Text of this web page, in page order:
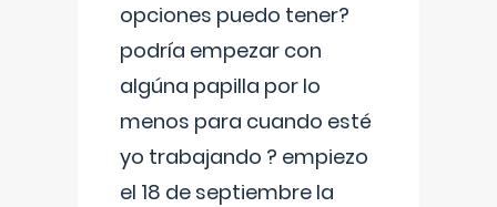
opciones puedo tener?
podría empezar con
algúna papilla por lo
menos para cuando esté
yo trabajando ? empiezo
el 18 de septiembre la